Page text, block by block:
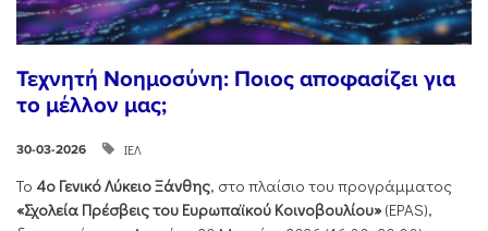
Τεχνητή Νοημοσύνη: Ποιος αποφασίζει για
το μέλλον μας;
30-03-2026 ΙΕΛ
Το 4ο Γενικό Λύκειο Ξάνθης, στο πλαίσιο του προγράμματος
«Σχολεία Πρέσβεις του Ευρωπαϊκού Κοινοβουλίου»(EPAS),